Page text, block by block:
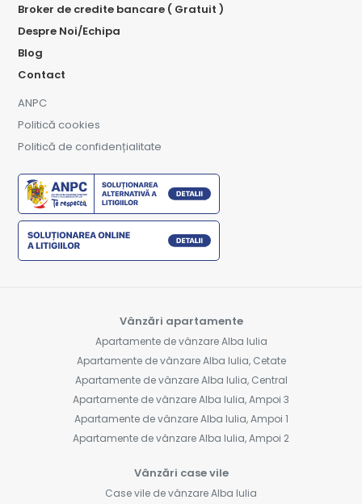
Broker de credite bancare ( Gratuit )
Despre Noi/Echipa
Blog
Contact
ANPC
Politică cookies
Politică de confidențialitate
Vânzări apartamente
Apartamente de vânzare Alba Iulia
Apartamente de vânzare Alba Iulia, Cetate
Apartamente de vânzare Alba Iulia, Central
Apartamente de vânzare Alba Iulia, Ampoi 3
Apartamente de vânzare Alba Iulia, Ampoi 1
Apartamente de vânzare Alba Iulia, Ampoi 2
Vânzări case vile
Case vile de vânzare Alba Iulia